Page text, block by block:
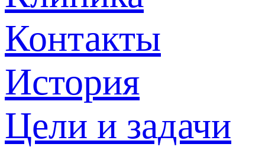
Контакты
История
Цели и задачи